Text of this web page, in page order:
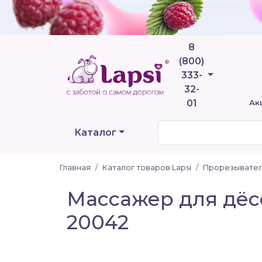
8
(800)
333-
32-
01
Телефоны
Каталог
Главная Каталог товаров Lapsi
Массажер для
20042